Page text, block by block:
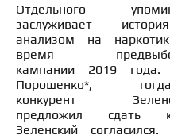
Отдельного
заслуживает
анализом на
время
кампании 2019 года.
Порошенко*,
конкурент
предложил сдать
Зеленский согласился.